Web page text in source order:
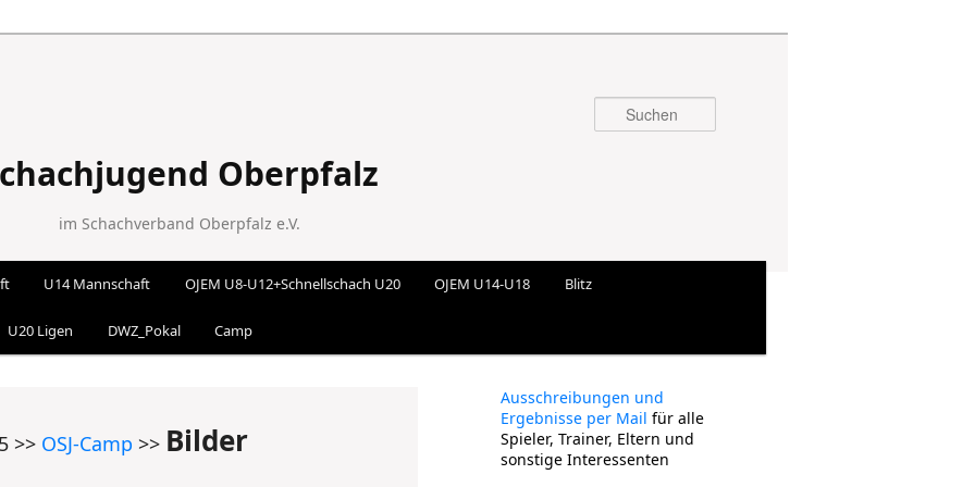
Oberpfalz
im Schachverband Oberpfalz e.V.
Suchen
U14 Mannschaft OJEM U8-U12+Schnellschach U20 OJEM U14-U18 Blitz
U20 Ligen DWZ_Pokal Camp
>> OSJ-Camp >> Bilder
Ausschreibungen und
Ergebnisse per Mail für alle
Spieler, Trainer, Eltern und
sonstige Interessenten